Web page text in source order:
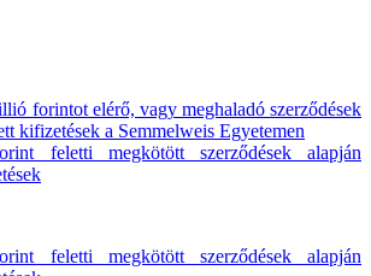
forintot elérő, vagy meghaladó szerződések
kifizetések a Semmelweis Egyetemen
feletti megkötött szerződések alapján
feletti megkötött szerződések alapján